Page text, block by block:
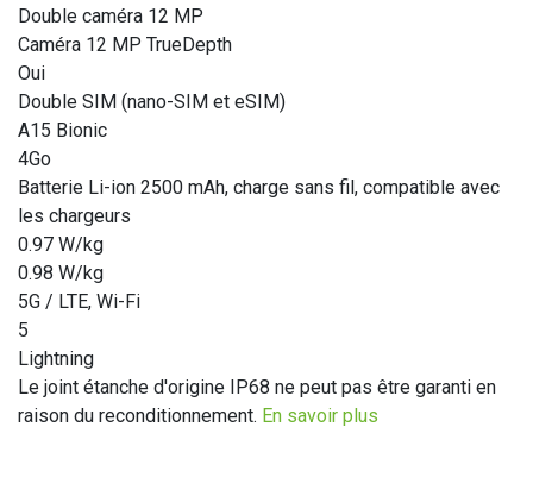
Double caméra 12 MP
Caméra 12 MP TrueDepth
Oui
Double SIM (nano-SIM et eSIM)
A15 Bionic
4Go
Batterie Li-ion 2500 mAh, charge sans fil, compatible avec
les chargeurs
0.97 W/kg
0.98 W/kg
5G / LTE, Wi-Fi
5
Lightning
Le joint étanche d'origine IP68 ne peut pas être garanti en
raison du reconditionnement. En savoir plus